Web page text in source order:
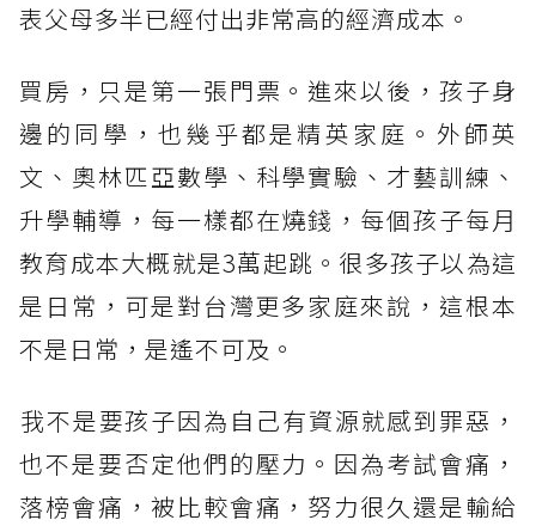
表父母多半已經付出非常高的經濟成本。​
買房，只是第一張門票。進來以後，孩子身
邊的同學，也幾乎都是精英家庭。外師英
文、奧林匹亞數學、科學實驗、才藝訓練、
升學輔導，每一樣都在燒錢，每個孩子每月
教育成本大概就是3萬起跳。很多孩子以為這
是日常，可是對台灣更多家庭來說，這根本
不是日常，是遙不可及。
​我不是要孩子因為自己有資源就感到罪惡，
也不是要否定他們的壓力。因為考試會痛，
落榜會痛，被比較會痛，努力很久還是輸給